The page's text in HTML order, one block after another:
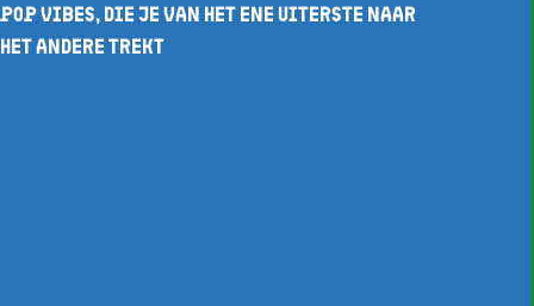
POP VIBES, DIE JE VAN HET ENE UITERSTE NAAR
HET ANDERE TREKT